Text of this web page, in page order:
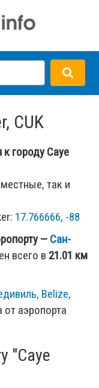
CUK
городу Caye
так и
17.766666, -88
— Сан-
всего в 21.01 км
Belize,
от аэропорта
"Caye